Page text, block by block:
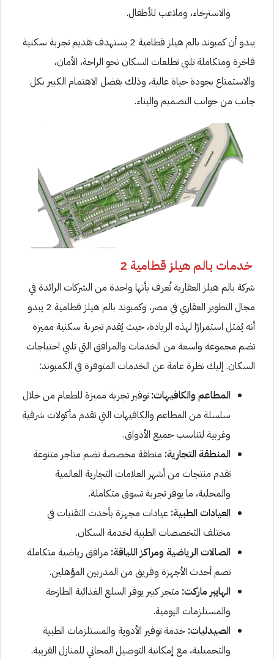
والاسترخاء، وملاعب للأطفال.
يبدو أن كمبوند بالم هيلز قطامية 2 يستهدف تقديم تجربة سكنية
فاخرة ومتكاملة تلبي تطلعات السكان نحو الراحة، الأمان،
والاستمتاع بجودة حياة عالية، وذلك بفضل الاهتمام الكبير بكل
جانب من جوانب التصميم والبناء.
خدمات بالم هيلز قطامية 2
شركة بالم هيلز العقارية تُعرف بأنها واحدة من الشركات الرائدة في
مجال التطوير العقاري في مصر، وكمبوند بالم هيلز قطامية 2 يبدو
أنه يُمثل استمرارًا لهذه الريادة، حيث يُقدم تجربة سكنية مميزة
تضم مجموعة واسعة من الخدمات والمرافق التي تلبي احتياجات
السكان. إليك نظرة عامة عن الخدمات المتوفرة في الكمبوند:
المطاعم والكافيهات: توفير تجربة مميزة للطعام من خلال
سلسلة من المطاعم والكافيهات التي تقدم مأكولات شرقية
وغربية لتناسب جميع الأذواق.
المنطقة التجارية: منطقة مخصصة تضم متاجر متنوعة
تقدم منتجات من أشهر العلامات التجارية العالمية
والمحلية، ما يوفر تجربة تسوق متكاملة.
العيادات الطبية: عيادات مجهزة بأحدث التقنيات في
مختلف التخصصات الطبية لخدمة السكان.
الصالات الرياضية ومراكز اللياقة: مرافق رياضية متكاملة
تضم أحدث الأجهزة وفريق من المدربين المؤهلين.
الهايبر ماركت: متجر كبير يوفر السلع الغذائية الطازجة
والمستلزمات اليومية.
الصيدليات: خدمة توفير الأدوية والمستلزمات الطبية
والتجميلية، مع إمكانية التوصيل المجاني للمنازل القريبة.